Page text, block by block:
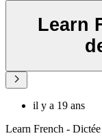
Learn
il y a 19 ans
Learn French -